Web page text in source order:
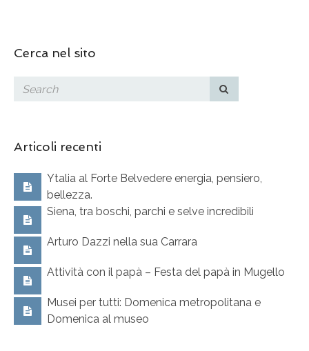
Cerca nel sito
Articoli recenti
Ytalia al Forte Belvedere energia, pensiero,
bellezza.
Siena, tra boschi, parchi e selve incredibili
Arturo Dazzi nella sua Carrara
Attività con il papà – Festa del papà in Mugello
Musei per tutti: Domenica metropolitana e
Domenica al museo